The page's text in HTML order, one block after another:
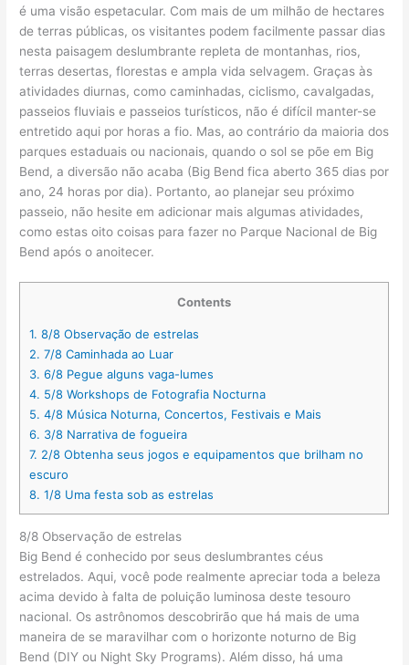
é uma visão espetacular. Com mais de um milhão de hectares
de terras públicas, os visitantes podem facilmente passar dias
nesta paisagem deslumbrante repleta de montanhas, rios,
terras desertas, florestas e ampla vida selvagem. Graças às
atividades diurnas, como caminhadas, ciclismo, cavalgadas,
passeios fluviais e passeios turísticos, não é difícil manter-se
entretido aqui por horas a fio. Mas, ao contrário da maioria dos
parques estaduais ou nacionais, quando o sol se põe em Big
Bend, a diversão não acaba (Big Bend fica aberto 365 dias por
ano, 24 horas por dia). Portanto, ao planejar seu próximo
passeio, não hesite em adicionar mais algumas atividades,
como estas oito coisas para fazer no Parque Nacional de Big
Bend após o anoitecer.
Contents
1. 8/8 Observação de estrelas
2. 7/8 Caminhada ao Luar
3. 6/8 Pegue alguns vaga-lumes
4. 5/8 Workshops de Fotografia Nocturna
5. 4/8 Música Noturna, Concertos, Festivais e Mais
6. 3/8 Narrativa de fogueira
7. 2/8 Obtenha seus jogos e equipamentos que brilham no
escuro
8. 1/8 Uma festa sob as estrelas
8/8 Observação de estrelas
Big Bend é conhecido por seus deslumbrantes céus
estrelados. Aqui, você pode realmente apreciar toda a beleza
acima devido à falta de poluição luminosa deste tesouro
nacional. Os astrônomos descobrirão que há mais de uma
maneira de se maravilhar com o horizonte noturno de Big
Bend (DIY ou Night Sky Programs). Além disso, há uma